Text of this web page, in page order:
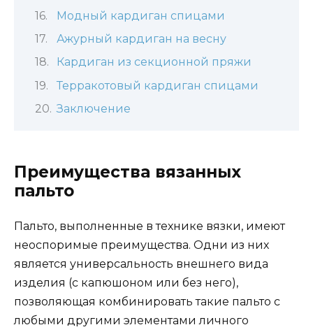
Модный кардиган спицами
Ажурный кардиган на весну
Кардиган из секционной пряжи
Терракотовый кардиган спицами
Заключение
Преимущества вязанных
пальто
Пальто, выполненные в технике вязки, имеют
неоспоримые преимущества. Одни из них
является универсальность внешнего вида
изделия (с капюшоном или без него),
позволяющая комбинировать такие пальто с
любыми другими элементами личного